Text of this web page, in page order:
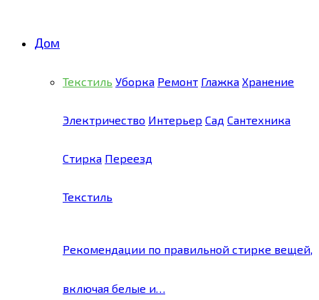
Дом
Текстиль Уборка Ремонт Глажка Хранение
Электричество Интерьер Сад Сантехника
Стирка Переезд
Текстиль
Рекомендации по правильной стирке вещей,
включая белые и…